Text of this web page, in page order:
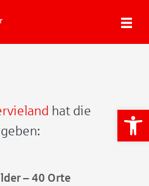
hat die
– 40 Orte